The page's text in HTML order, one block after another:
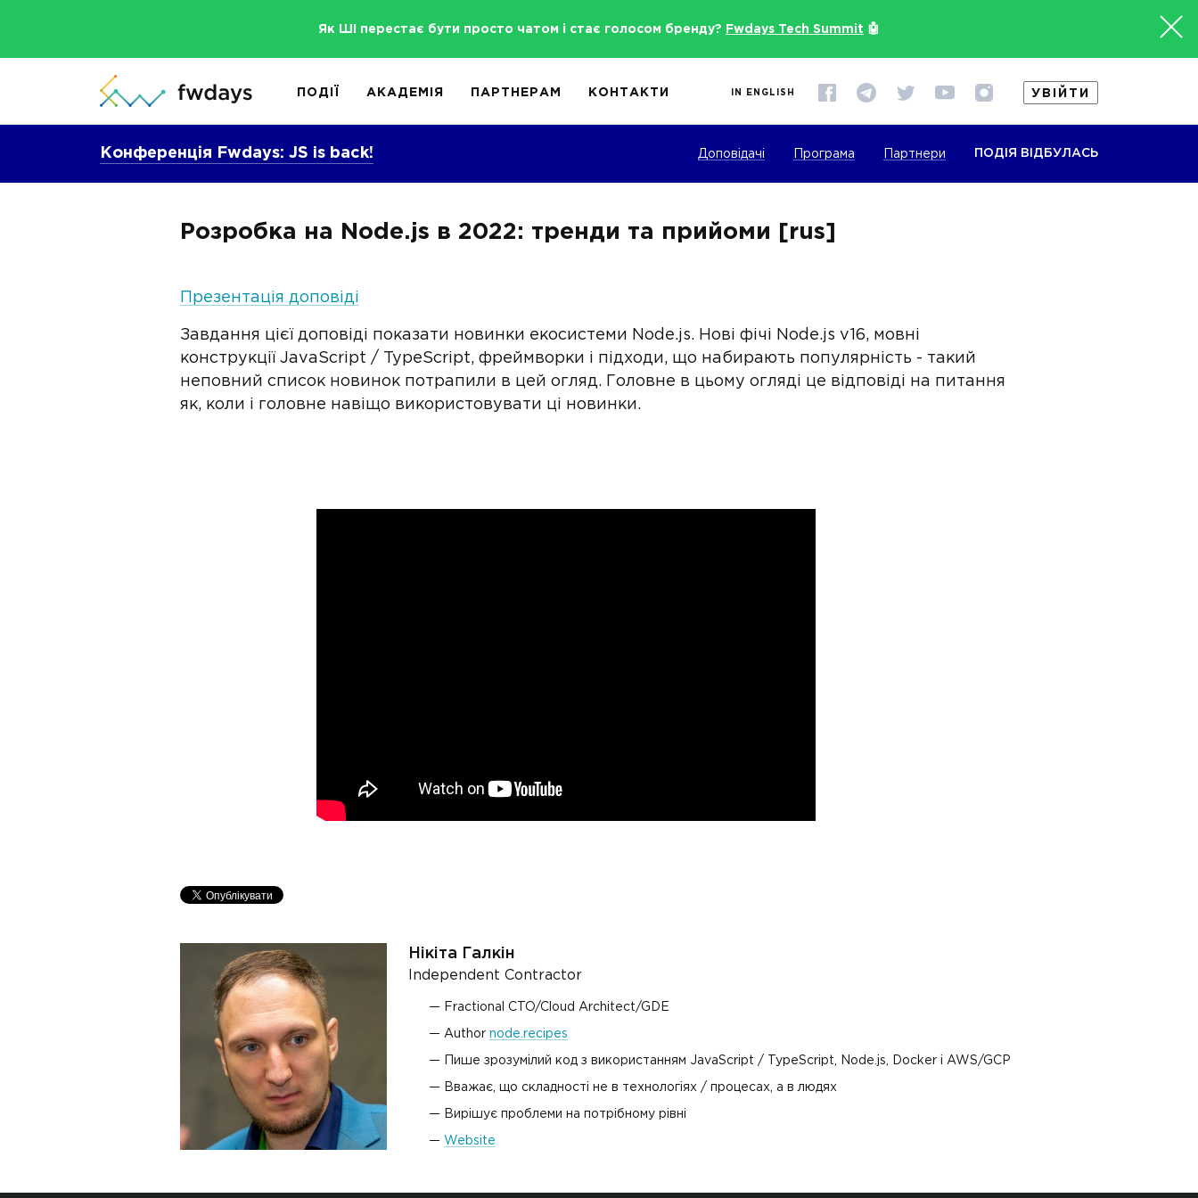
Як ШІ перестає бути просто чатом і стає голосом бренду? Fwdays Tech Summit 🤖
ПОДІЇ АКАДЕМІЯ ПАРТНЕРАМ КОНТАКТИ IN ENGLISH УВІЙТИ
Конференція Fwdays: JS is back! Доповідачі Програма Партнери ПОДІЯ ВІДБУЛАСЬ
Розробка на Node.js в 2022: тренди та прийоми [rus]
Презентація доповіді
Завдання цієї доповіді показати новинки екосистеми Node.js. Нові фічі Node.js v16, мовні
конструкції JavaScript / TypeScript, фреймворки і підходи, що набирають популярність - такий
неповний список новинок потрапили в цей огляд. Головне в цьому огляді це відповіді на питання
як, коли і головне навіщо використовувати ці новинки.
Нікіта Галкін
Independent Contractor
Fractional CTO/Cloud Architect/GDE
Author node.recipes
Пише зрозумілий код з використанням JavaScript / TypeScript, Node.js, Docker і AWS/GCP
Вважає, що складності не в технологіях / процесах, а в людях
Вирішує проблеми на потрібному рівні
Website